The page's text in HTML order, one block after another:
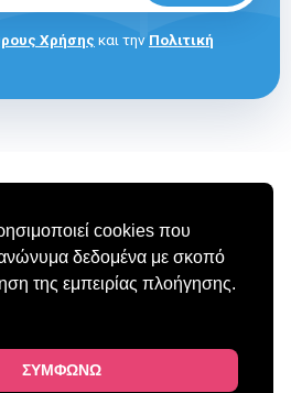
cookies που
δεδομένα με σκοπό
της εμπειρίας πλοήγησης.
ΣΥΜΦΩΝΩ
Χρήσης και την Πολιτική
ΠΟΛΙΤΙΚΗ ΑΠΟΡΡΗΤΟΥ
ΕΡΩΤΗΣΕΙΣ (FAQ)